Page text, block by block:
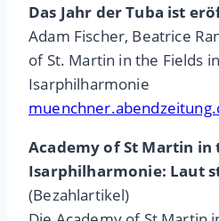
Das Jahr der Tuba ist
Adam Fischer, Beatrice
of St. Martin in the Fields
Isarphilharmonie
Academy of St Martin in
Isarphilharmonie: Laut
(Bezahlartikel)